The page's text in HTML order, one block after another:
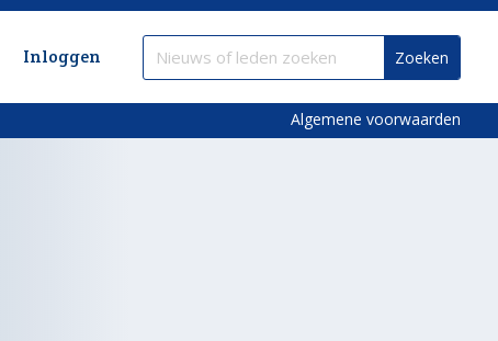
Inloggen
Algemene voorwaarden